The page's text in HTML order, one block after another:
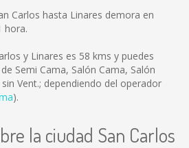
Carlos hasta Linares demora en
hora.
y Linares es 58 kms y puedes
Semi Cama, Salón Cama, Salón
Vent.; dependiendo del operador
).
la ciudad San Carlos